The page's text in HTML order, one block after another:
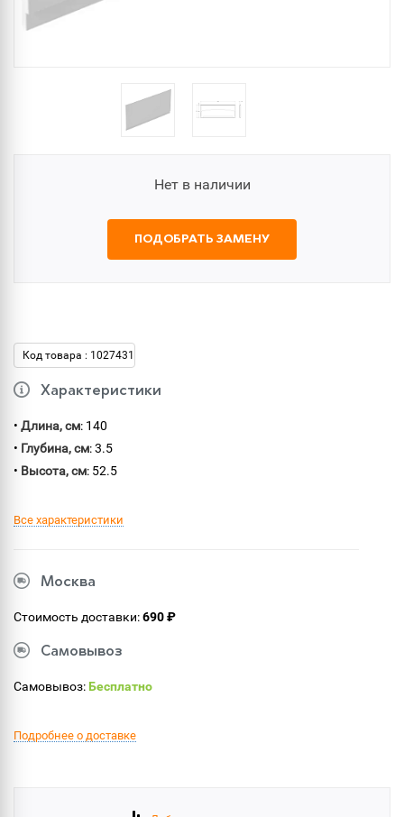
Нет в наличии
ПОДОБРАТЬ ЗАМЕНУ
Код товара : 1027431
Характеристики
• Длина, см: 140
• Глубина, см: 3.5
• Высота, см: 52.5
Все характеристики
Москва
Стоимость доставки:690 ₽
Самовывоз
Самовывоз:Бесплатно
Подробнее о доставке